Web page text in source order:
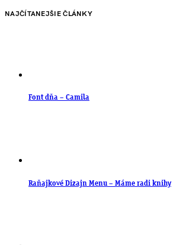
NAJČÍTANEJŠIE ČLÁNKY
Font dňa – Camila
Raňajkové Dizajn Menu – Máme radi knihy